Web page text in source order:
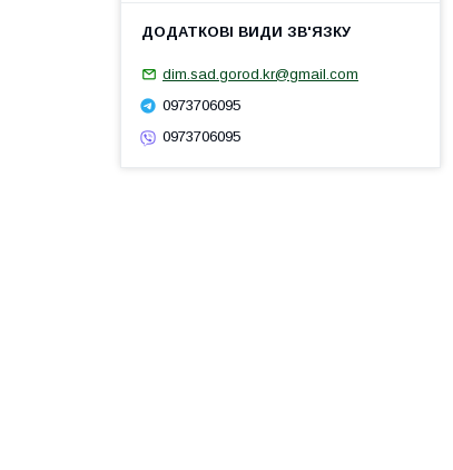
dim.sad.gorod.kr@gmail.com
0973706095
0973706095